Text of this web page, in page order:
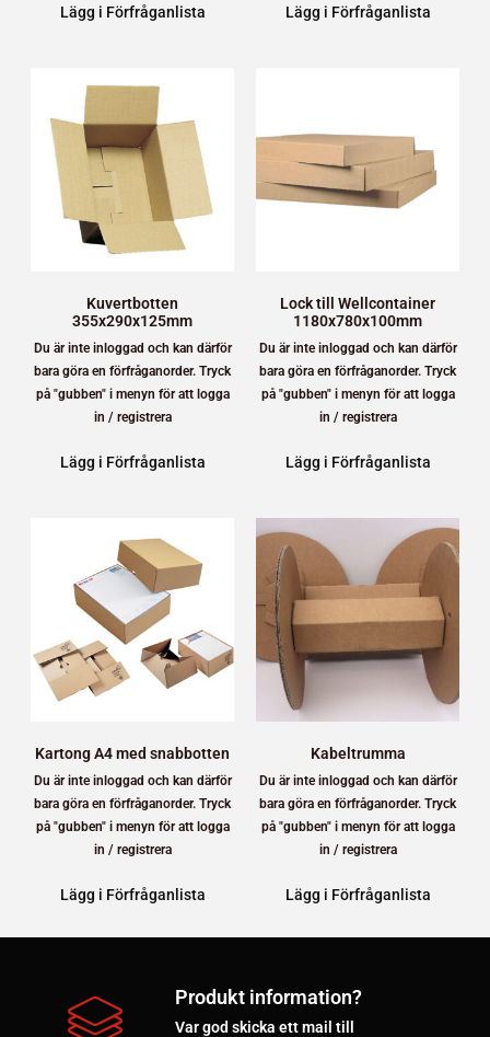
Lägg i Förfråganlista Lägg i Förfråganlista
Kuvertbotten
355x290x125mm
Du är inte inloggad och kan därför
bara göra en förfråganorder. Tryck
på "gubben" i menyn för att logga
in / registrera
Lägg i Förfråganlista
Lock till Wellcontainer
1180x780x100mm
Du är inte inloggad och kan därför
bara göra en förfråganorder. Tryck
på "gubben" i menyn för att logga
in / registrera
Lägg i Förfråganlista
Kartong A4 med snabbotten
Du är inte inloggad och kan därför
bara göra en förfråganorder. Tryck
på "gubben" i menyn för att logga
in / registrera
Lägg i Förfråganlista
Kabeltrumma
Du är inte inloggad och kan därför
bara göra en förfråganorder. Tryck
på "gubben" i menyn för att logga
in / registrera
Lägg i Förfråganlista
Produkt information?
Var god skicka ett mail till